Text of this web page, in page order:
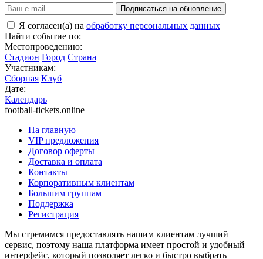
Подписаться на обновление
Я согласен(а) на обработку персональных данных
Найти событие по:
Местопроведению:
Стадион Город Страна
Участникам:
Сборная Клуб
Дате:
Календарь
football-tickets.online
На главную
VIP предложения
Договор оферты
Доставка и оплата
Контакты
Корпоративным клиентам
Большим группам
Поддержка
Регистрация
Мы стремимся предоставлять нашим клиентам лучший
сервис, поэтому наша платформа имеет простой и удобный
интерфейс, который позволяет легко и быстро выбрать